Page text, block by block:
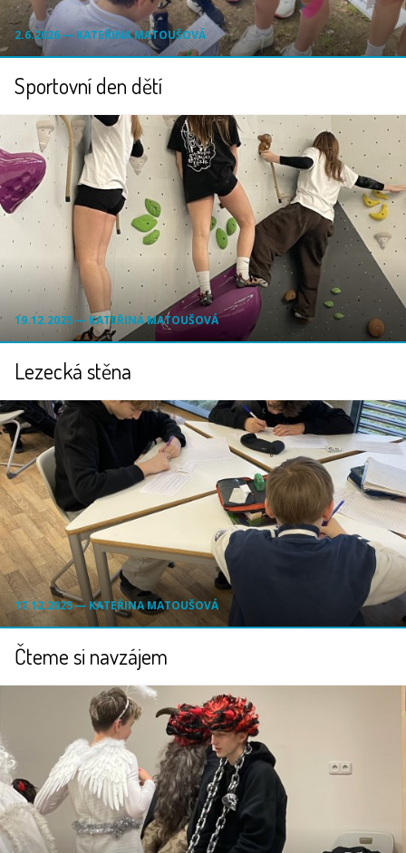
2.6.2026 ― KATEŘINA MATOUŠOVÁ
Sportovní den dětí
19.12.2025 ― KATEŘINA MATOUŠOVÁ
Lezecká stěna
17.12.2025 ― KATEŘINA MATOUŠOVÁ
Čteme si navzájem